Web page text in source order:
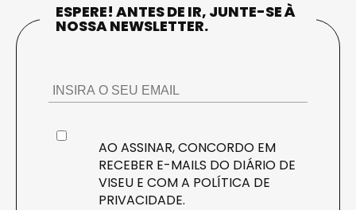
ESPERE! ANTES DE IR, JUNTE-SE À
NOSSA NEWSLETTER.
AO ASSINAR, CONCORDO EM
RECEBER E-MAILS DO DIÁRIO DE
VISEU E COM A POLÍTICA DE
PRIVACIDADE.